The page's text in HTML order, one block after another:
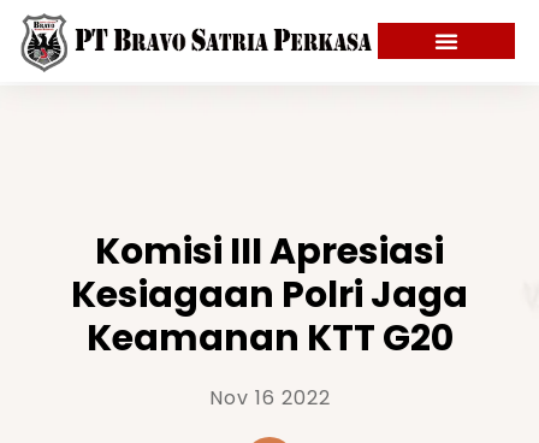
Komisi III Apresiasi
Kesiagaan Polri Jaga
Keamanan KTT G20
Nov 16 2022